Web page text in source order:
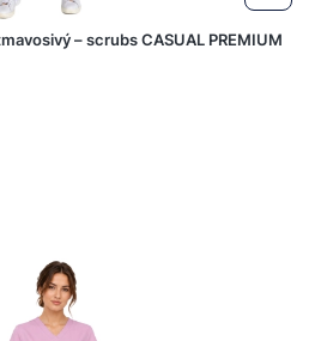
– scrubs CASUAL PREMIUM